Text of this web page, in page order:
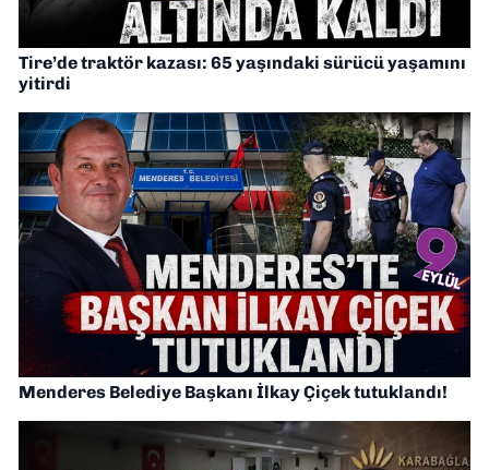
Tire’de traktör kazası: 65 yaşındaki sürücü yaşamını
yitirdi
Menderes Belediye Başkanı İlkay Çiçek tutuklandı!